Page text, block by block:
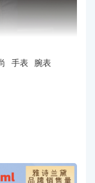
时计之一。他选
范，Reverso翻转
手表 腕表